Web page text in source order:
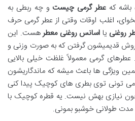
که عطر گرمی چیست و چه ربطی به
اغلب اوقات وقتی از عطر گرمی حرف
روغنی یا اسانس روغنی معطرهست. این
قدیمیشون گرفتن که به صورت وزنی و
گرمی معمولاً غلظت خیلی بالایی
ویژگی ها باعث میشه که ماندگاریشون
می تونی توی بطری های کوچیک پیدا کنی
نیازی بهش نیست. یه قطره کوچیک با
مدت طولانی خوشبو بمونی.